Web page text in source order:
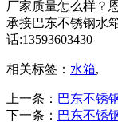
厂家质量怎么样？
承接巴东不锈钢水
话:13593603430
相关标签： 水箱,
上一条： 巴东不锈
下一条： 巴东不锈